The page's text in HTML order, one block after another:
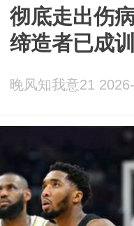
彻底走出伤
缔造者已成
晚风知我意21